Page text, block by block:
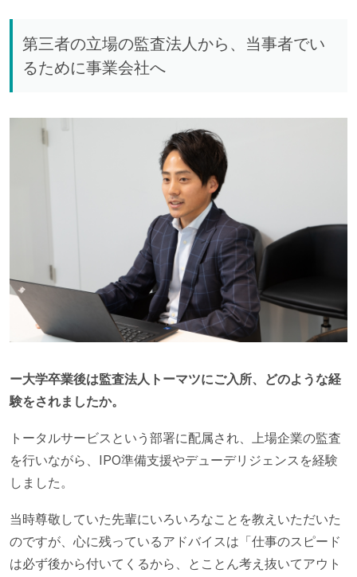
第三者の立場の監査法人から、当事者でい
るために事業会社へ
ー大学卒業後は監査法人トーマツにご入所、どのような経
験をされましたか。
トータルサービスという部署に配属され、上場企業の監査
を行いながら、IPO準備支援やデューデリジェンスを経験
しました。
当時尊敬していた先輩にいろいろなことを教えいただいた
のですが、心に残っているアドバイスは「仕事のスピード
は必ず後から付いてくるから、とことん考え抜いてアウト